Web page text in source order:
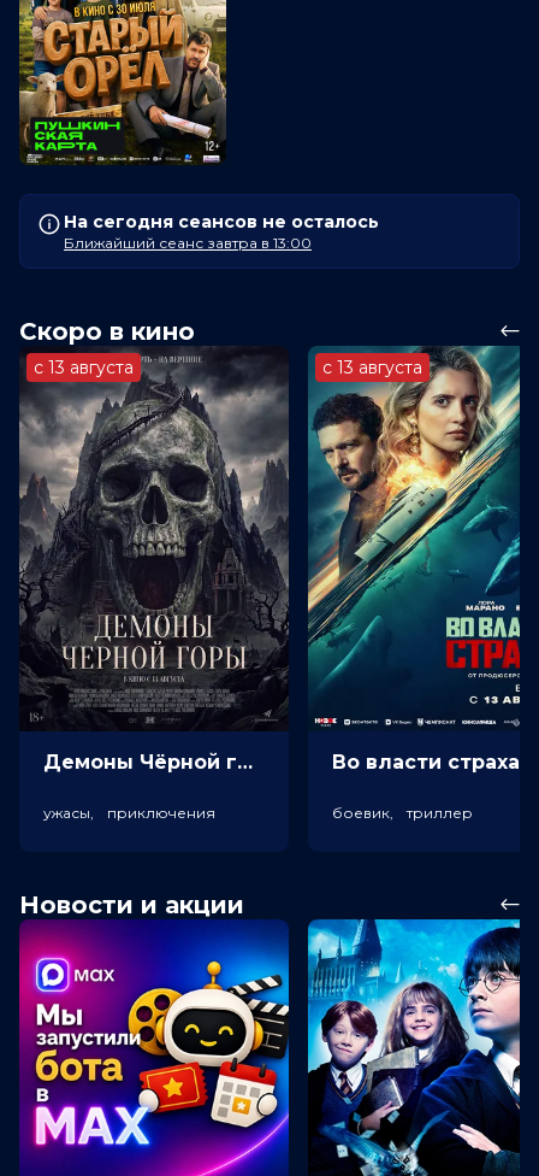
На сегодня сеансов не осталось
Ближайший сеанс завтра в 13:00
Скоро в кино
с 13 августа
Демоны Чёрной горы (18+)
ужасы, приключения
с 13 августа
боевик, триллер
Новости и акции